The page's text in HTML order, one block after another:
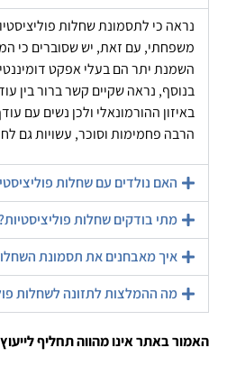
נראה כי לתסמונת שחלות
משפחתי, עם זאת, יש שסוברים כי
השמנת יתר הם בעלי אפקט
בנוסף, נראה שקיים קשר ברור בין
באיזון ההורמונאלי ולכן נשים עם
הרבה פחמימות וסוכר, עשויות גם
האם נולדים עם שחלות
מתי בודקים שחלות פוליציסטיות?
איך מאבחנים את תסמונת
מה ההמלצות לתזונה לשחלות
האמור באתר אינו מהווה תחליף